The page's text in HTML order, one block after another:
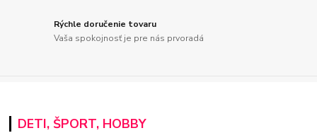
Rýchle doručenie tovaru
Vaša spokojnosť je pre nás prvoradá
DETI, ŠPORT, HOBBY